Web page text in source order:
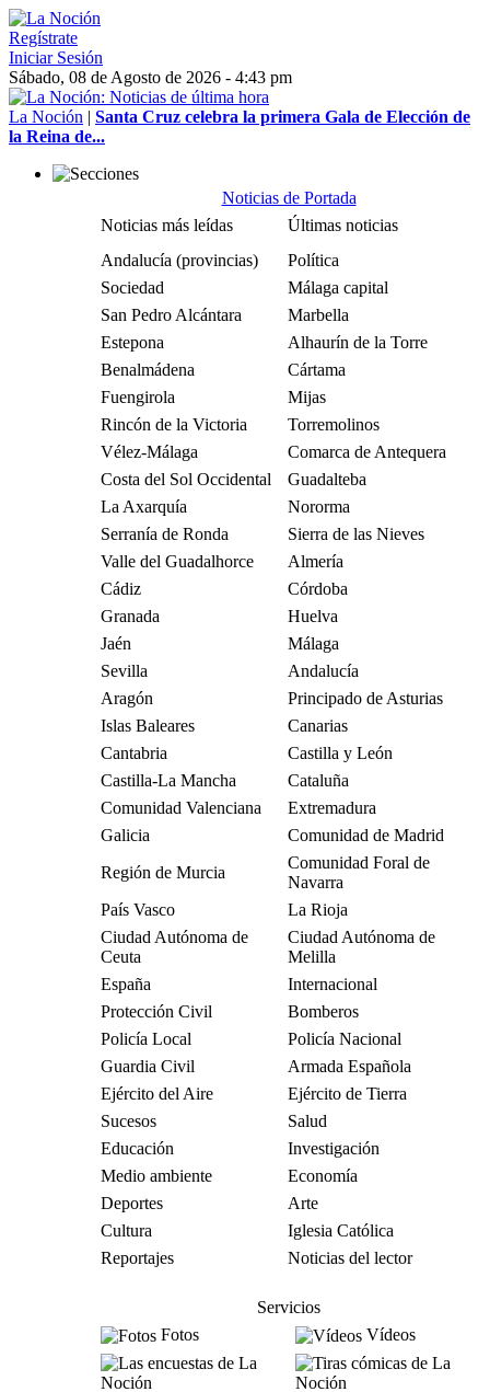
Regístrate
Iniciar Sesión
Sábado, 08 de Agosto de 2026 - 4:43 pm
La Noción | Santa Cruz celebra la primera Gala de Elección de
la Reina de...
Noticias de Portada
Noticias más leídas
Últimas noticias
Andalucía (provincias)
Política
Sociedad
Málaga capital
San Pedro Alcántara
Marbella
Estepona
Alhaurín de la Torre
Benalmádena
Cártama
Fuengirola
Mijas
Rincón de la Victoria
Torremolinos
Vélez-Málaga
Comarca de Antequera
Costa del Sol Occidental
Guadalteba
La Axarquía
Nororma
Serranía de Ronda
Sierra de las Nieves
Valle del Guadalhorce
Almería
Cádiz
Córdoba
Granada
Huelva
Jaén
Málaga
Sevilla
Andalucía
Aragón
Principado de Asturias
Islas Baleares
Canarias
Cantabria
Castilla y León
Castilla-La Mancha
Cataluña
Comunidad Valenciana
Extremadura
Galicia
Comunidad de Madrid
Región de Murcia
Comunidad Foral de
Navarra
País Vasco
La Rioja
Ciudad Autónoma de
Ceuta
Ciudad Autónoma de
Melilla
España
Internacional
Protección Civil
Bomberos
Policía Local
Policía Nacional
Guardia Civil
Armada Española
Ejército del Aire
Ejército de Tierra
Sucesos
Salud
Educación
Investigación
Medio ambiente
Economía
Deportes
Arte
Cultura
Iglesia Católica
Reportajes
Noticias del lector
Servicios
Fotos
Vídeos